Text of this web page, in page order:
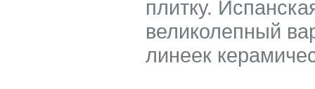
плитку.
великолепный
линеек